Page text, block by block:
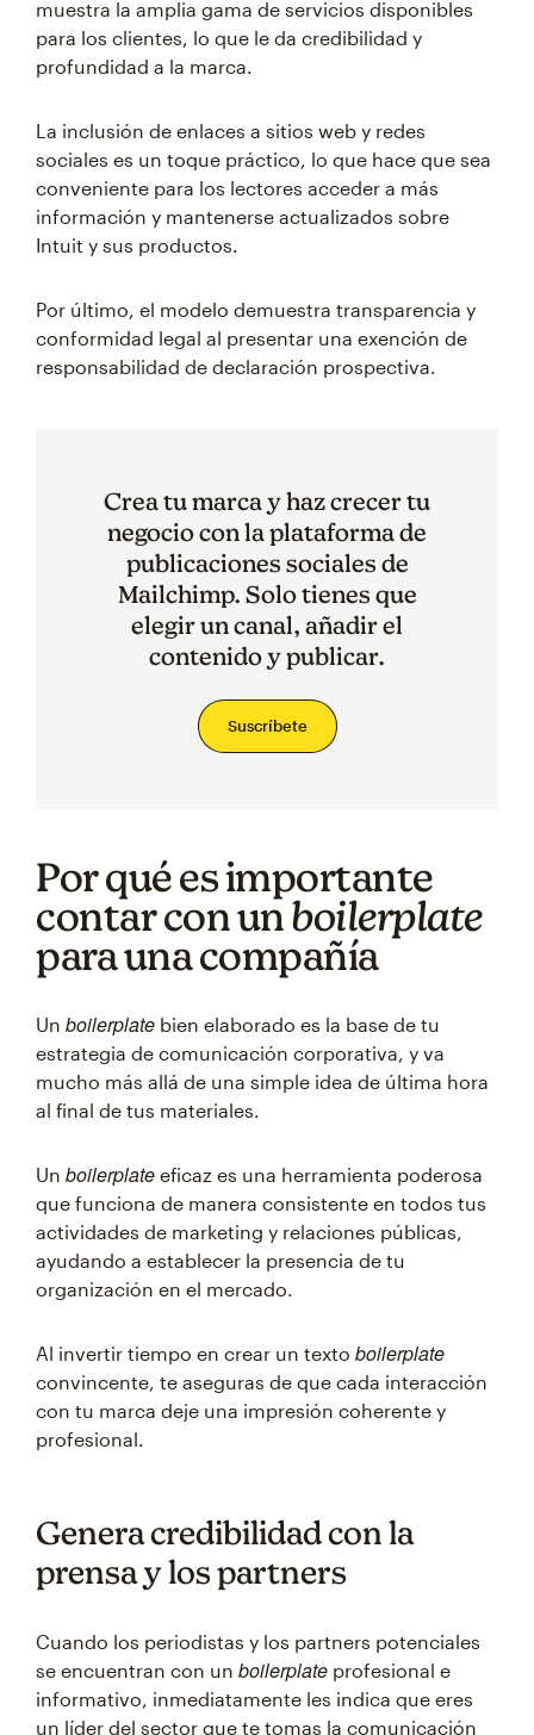
muestra la amplia gama de servicios disponibles
para los clientes, lo que le da credibilidad y
profundidad a la marca.
La inclusión de enlaces a sitios web y redes
sociales es un toque práctico, lo que hace que sea
conveniente para los lectores acceder a más
información y mantenerse actualizados sobre
Intuit y sus productos.
Por último, el modelo demuestra transparencia y
conformidad legal al presentar una exención de
responsabilidad de declaración prospectiva.
Crea tu marca y haz crecer tu
negocio con la plataforma de
publicaciones sociales de
Mailchimp. Solo tienes que
elegir un canal, añadir el
contenido y publicar.
Suscríbete
Por qué es importante
contar con unboilerplate
para una compañía
Un boilerplate bien elaborado es la base de tu
estrategia de comunicación corporativa, y va
mucho más allá de una simple idea de última hora
al final de tus materiales.
Un boilerplate eficaz es una herramienta poderosa
que funciona de manera consistente en todos tus
actividades de marketing y relaciones públicas,
ayudando a establecer la presencia de tu
organización en el mercado.
Al invertir tiempo en crear un texto boilerplate
convincente, te aseguras de que cada interacción
con tu marca deje una impresión coherente y
profesional.
Genera credibilidad con la
prensa y los partners
Cuando los periodistas y los partners potenciales
se encuentran con un boilerplate profesional e
informativo, inmediatamente les indica que eres
un líder del sector que te tomas la comunicación